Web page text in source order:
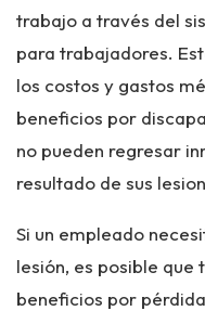
trabajo a través del
para trabajadores.
los costos y gastos
beneficios por
no pueden regresar
resultado de sus
Si un empleado
lesión, es posible
beneficios por